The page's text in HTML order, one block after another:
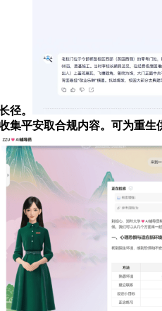
径。
集平安取合规内容。可为重